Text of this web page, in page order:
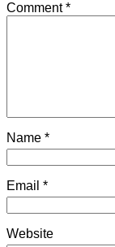
Comment*
Name *
Email *
Website